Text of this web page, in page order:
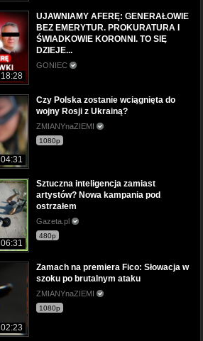
18:28
UJAWNIAMY AFERĘ: GENERAŁOWIE
BEZ EMERYTUR. PROKURATURA I
ŚWIADKOWIE KORONNI. TO SIĘ
DZIEJE...
GONIEC
04:31
Czy Polska zostanie wciągnięta do
wojny Rosji z Ukrainą?
ZMIANYnaZIEMI
1080p
06:31
Sztuczna inteligencja zamiast
artystów? Nowa kampania pod
ostrzałem
Gazeta.pl
480p
02:23
Zamach na premiera Fico: Słowacja w
szoku po brutalnym ataku
ZMIANYnaZIEMI
1080p